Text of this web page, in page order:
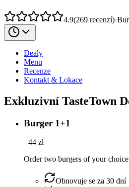
4.9(269 recenzí)·
Dealy
Menu
Recenze
Kontakt & Lokace
Exkluzivní TasteTown
Burger 1+1
−44 zł
Order two burgers of your
Obnovuje se za 30 dní